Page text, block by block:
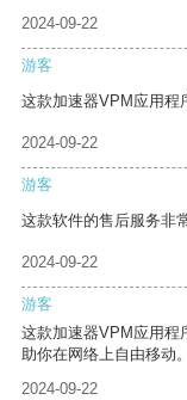
2024-09-22
游客
这款加速器VPM应用程
2024-09-22
游客
这款软件的售后服务非
2024-09-22
游客
这款加速器VPM应用程
助你在网络上自由移动。
2024-09-22